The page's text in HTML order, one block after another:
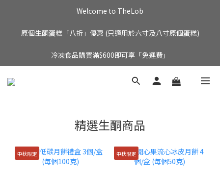
Welcome to TheLob
原個生酮蛋糕「八折」優惠 (只適用於六寸及八寸原個蛋糕)
冷凍食品購買滿$600即可享「免運費」
精選生酮商品
中秋限定 中秋限定